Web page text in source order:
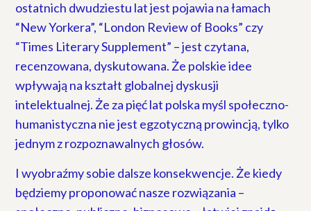
ostatnich dwudziestu lat jest pojawia na łamach
“New Yorkera”, “London Review of Books” czy
“Times Literary Supplement” – jest czytana,
recenzowana, dyskutowana. Że polskie idee
wpływają na kształt globalnej dyskusji
intelektualnej. Że za pięć lat polska myśl społeczno-
humanistyczna nie jest egzotyczną prowincją, tylko
jednym z rozpoznawalnych głosów.
I wyobraźmy sobie dalsze konsekwencje. Że kiedy
będziemy proponować nasze rozwiązania –